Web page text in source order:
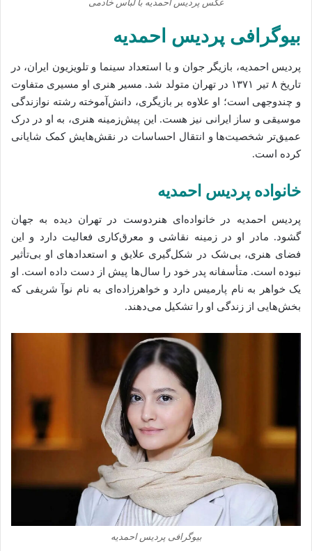
عکس پردیس احمدیه با لباس خادمی
بیوگرافی پردیس احمدیه
پردیس احمدیه، بازیگر جوان و با استعداد سینما و تلویزیون ایران، در
تاریخ ۸ تیر ۱۳۷۱ در تهران متولد شد. مسیر هنری او مسیری متفاوت
و چندوجهی است؛ او علاوه بر بازیگری، دانش‌آموخته رشته نوازندگی
موسیقی و ساز ایرانی نیز هست. این پیش‌زمینه هنری، به او در درک
عمیق‌تر شخصیت‌ها و انتقال احساسات در نقش‌هایش کمک شایانی
کرده است.
خانواده پردیس احمدیه
پردیس احمدیه در خانواده‌ای هنردوست در تهران دیده به جهان
گشود. مادر او در زمینه نقاشی و معرق‌کاری فعالیت دارد و این
فضای هنری، بی‌شک در شکل‌گیری علایق و استعدادهای او بی‌تأثیر
نبوده است. متأسفانه پدر خود را سال‌ها پیش از دست داده است. او
یک خواهر به نام پارمیس دارد و خواهرزاده‌ای به نام نوآ شریفی که
بخش‌هایی از زندگی او را تشکیل می‌دهند.
بیوگرافی پردیس احمدیه